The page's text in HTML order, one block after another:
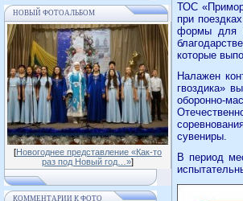
НОВЫЙ ФОТОАЛЬБОМ
[Новогоднее представление «Как-то
раз под Новый год…»]
КОММЕНТАРИИ К ФОТО
ТОС
при
формы для
которые
Налажен
гвоздика»
оборонно-
сувениры.
В период